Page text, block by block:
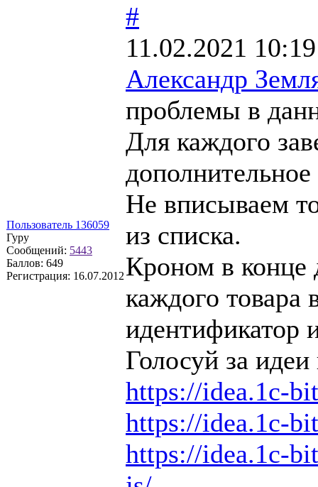
Пользователь 136059
Гуру
Сообщений: 5443
Баллов: 649
Регистрация: 16.07.2012
#
11.02.2021
Александр
проблемы в
Для каждого
Не вписываем
из списка.
Кроном в конце
каждого товара
идентификатор
Голосуй за
https://idea.1c-
https://idea.1c-
https://idea.1c-